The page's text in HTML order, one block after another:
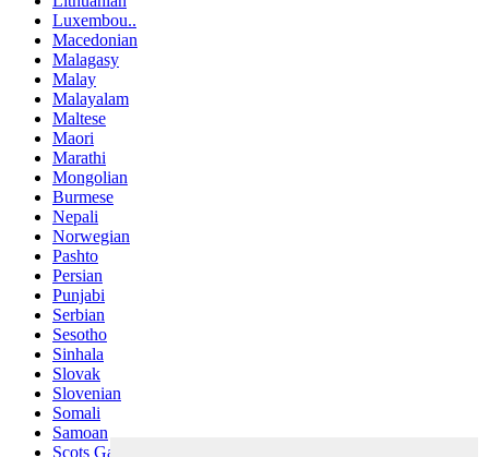
Luxembou..
Macedonian
Malagasy
Malay
Malayalam
Maltese
Maori
Marathi
Mongolian
Burmese
Nepali
Norwegian
Pashto
Persian
Punjabi
Serbian
Sesotho
Sinhala
Slovak
Slovenian
Somali
Samoan
Scots Gaelic